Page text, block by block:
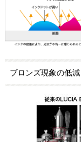
ブロンズ現象の低減